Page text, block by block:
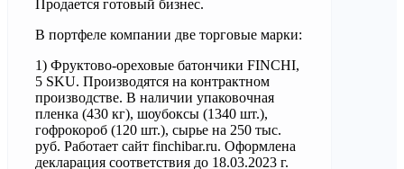
Продается готовый бизнес.
В портфеле компании две торговые марки:
1) Фруктово-ореховые батончики FINCHI,
5 SKU. Производятся на контрактном
производстве. В наличии упаковочная
пленка (430 кг), шоубоксы (1340 шт.),
гофрокороб (120 шт.), сырье на 250 тыс.
руб. Работает сайт finchibar.ru. Оформлена
декларация соответствия до 18.03.2023 г.